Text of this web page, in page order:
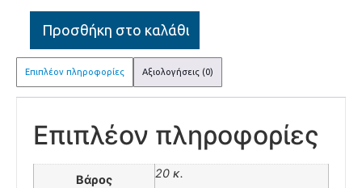
Προσθήκη στο καλάθι
Επιπλέον πληροφορίες Αξιολογήσεις (0)
Επιπλέον πληροφορίες
Βάρος 20 κ.